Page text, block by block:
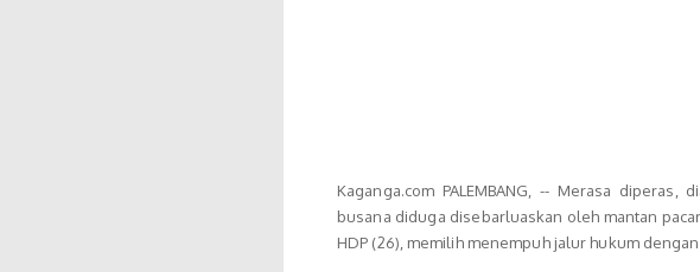
Kaganga.com PALEMBANG, -- Merasa
busana diduga disebarluaskan oleh mantan
HDP (26), memilih menempuh jalur hukum